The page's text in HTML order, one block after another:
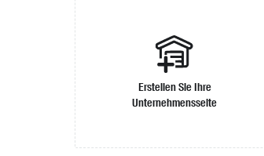
Erstellen Sie Ihre
Unternehmensseite